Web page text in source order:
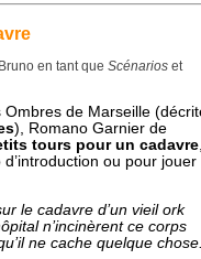
en tant que Scénarioset
de Marseille
), Romano Garnier de
tours pour un cadavre
ou pour jouer
le cadavre d’un vieil ork
n’incinèrent ce corps
ne cache quelque